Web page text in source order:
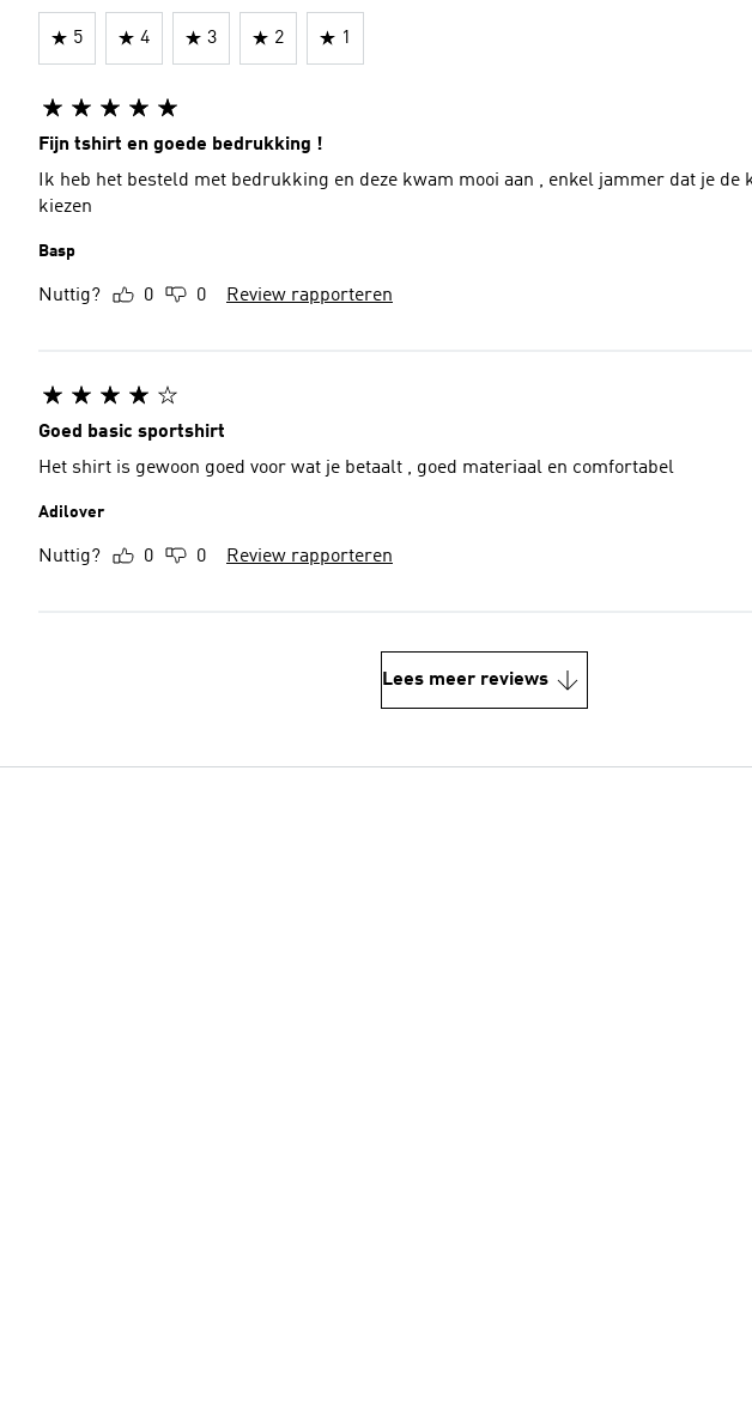
5 4 3 2 1
Fijn tshirt en goede bedrukking !
Ik heb het besteld met bedrukking en deze kwam mooi aan , enkel jammer dat je
kiezen
Basp
Nuttig? 0 0 Review rapporteren
Goed basic sportshirt
Het shirt is gewoon goed voor wat je betaalt , goed materiaal en comfortabel
Adilover
Nuttig? 0 0 Review rapporteren
Lees meer reviews